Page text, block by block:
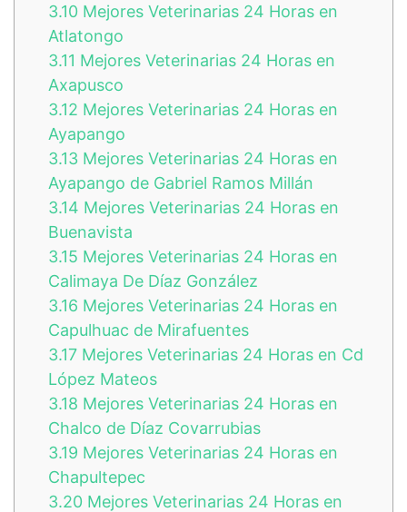
3.10 Mejores Veterinarias 24 Horas en
Atlatongo
3.11 Mejores Veterinarias 24 Horas en
Axapusco
3.12 Mejores Veterinarias 24 Horas en
Ayapango
3.13 Mejores Veterinarias 24 Horas en
Ayapango de Gabriel Ramos Millán
3.14 Mejores Veterinarias 24 Horas en
Buenavista
3.15 Mejores Veterinarias 24 Horas en
Calimaya De Díaz González
3.16 Mejores Veterinarias 24 Horas en
Capulhuac de Mirafuentes
3.17 Mejores Veterinarias 24 Horas en Cd
López Mateos
3.18 Mejores Veterinarias 24 Horas en
Chalco de Díaz Covarrubias
3.19 Mejores Veterinarias 24 Horas en
Chapultepec
3.20 Mejores Veterinarias 24 Horas en